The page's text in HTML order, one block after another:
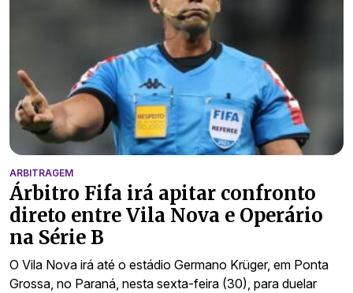
ARBITRAGEM
Árbitro Fifa irá apitar confronto
direto entre Vila Nova e Operário
na Série B
O Vila Nova irá até o estádio Germano Krüger, em Ponta
Grossa, no Paraná, nesta sexta-feira (30), para duelar